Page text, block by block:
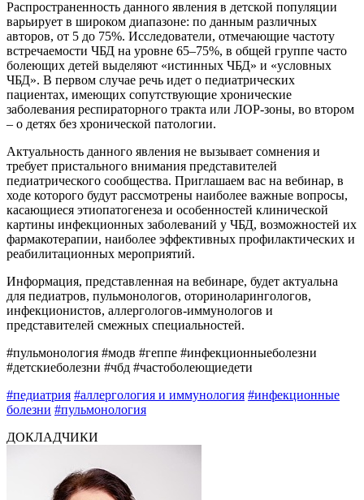
Распространенность данного явления в детской популяции
варьирует в широком диапазоне: по данным различных
авторов, от 5 до 75%. Исследователи, отмечающие частоту
встречаемости ЧБД на уровне 65–75%, в общей группе часто
болеющих детей выделяют «истинных ЧБД» и «условных
ЧБД». В первом случае речь идет о педиатрических
пациентах, имеющих сопутствующие хронические
заболевания респираторного тракта или ЛОР-зоны, во втором
– о детях без хронической патологии.
Актуальность данного явления не вызывает сомнения и
требует пристального внимания представителей
педиатрического сообщества. Приглашаем вас на вебинар, в
ходе которого будут рассмотрены наиболее важные вопросы,
касающиеся этиопатогенеза и особенностей клинической
картины инфекционных заболеваний у ЧБД, возможностей их
фармакотерапии, наиболее эффективных профилактических и
реабилитационных мероприятий.
Информация, представленная на вебинаре, будет актуальна
для педиатров, пульмонологов, оториноларингологов,
инфекционистов, аллергологов-иммунологов и
представителей смежных специальностей.
#пульмонология #модв #геппе #инфекционныеболезни
#детскиеболезни #чбд #частоболеющиедети
#педиатрия #аллергология и иммунология #инфекционные
болезни #пульмонология
ДОКЛАДЧИКИ